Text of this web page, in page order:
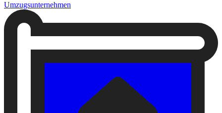
Umzugsunternehmen